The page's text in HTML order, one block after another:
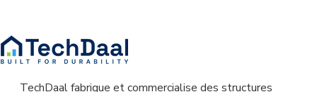
choisissent-ils les maisons à
structure métallique légère?
TechDaal fabrique et commercialise des structures